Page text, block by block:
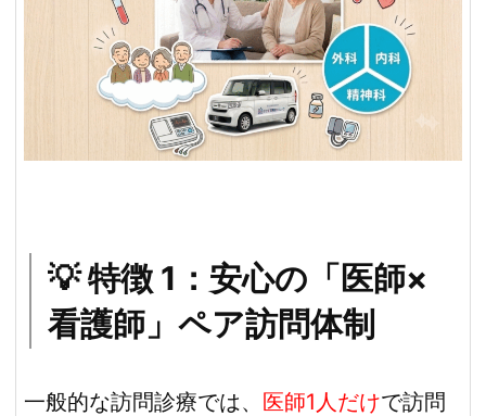
💡 特徴 1：安心の「医師×
看護師」ペア訪問体制
一般的な訪問診療では、 医師1人だけで訪問